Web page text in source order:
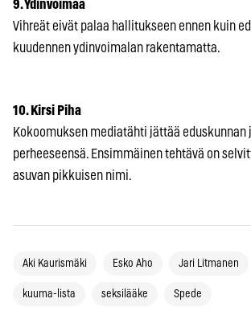
9. Ydinvoimaa
Vihreät eivät palaa hallitukseen ennen kuin
kuudennen ydinvoimalan rakentamatta.
10. Kirsi Piha
Kokoomuksen mediatähti jättää eduskunnan
perheeseensä. Ensimmäinen tehtävä on
asuvan pikkuisen nimi.
Aki Kaurismäki Esko Aho Jari Litmanen
kuuma-lista seksilääke Spede